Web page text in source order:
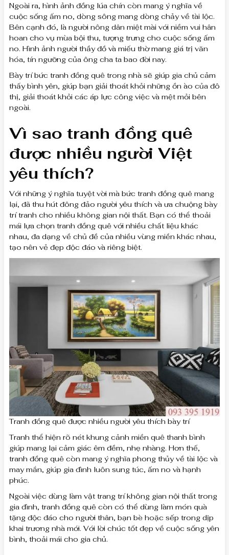
Ngoài ra, hình ảnh đồng lúa chín còn mang ý nghĩa về
cuộc sống ấm no, dòng sông mang dòng chảy về tài lộc.
Bên cạnh đó, là người nông dân miệt mài với niềm vui hân
hoan cho vụ mùa bội thu, tượng trưng cho cuộc sống ấm
no. Hình ảnh người thầy đồ và miếu thờ mang giá trị văn
hóa, tín ngưỡng của ông cha ta bao đời nay.
Bày trí bức tranh đồng quê trong nhà sẽ giúp gia chủ cảm
thấy bình yên, giúp bạn giải thoát khỏi những ồn ào của đô
thị, giải thoát khỏi các áp lực công việc và mệt mỏi bên
ngoài.
Vì sao tranh đồng quê
được nhiều người Việt
yêu thích?
Với những ý nghĩa tuyệt vời mà bức tranh đồng quê mang
lại, đã thu hút đông đảo người yêu thích và ưa chuộng bày
trí tranh cho nhiều không gian nội thất. Bạn có thể thoải
mái lựa chọn tranh đồng quê với nhiều chất liệu khác
nhau, đa dạng về chủ đề của nhiều vùng miền khác nhau,
tạo nên vẻ đẹp độc đáo và riêng biệt.
Tranh đồng quê được nhiều người yêu thích bày trí
Tranh thể hiện rõ nét khung cảnh miền quê thanh bình
giúp mang lại cảm giác êm đềm, nhẹ nhàng. Hơn thế,
tranh đồng quê còn mang ý nghĩa phong thủy về tài lộc và
may mắn, giúp gia đình luôn sung túc, ấm no và hạnh
phúc.
Ngoài việc dùng làm vật trang trí không gian nội thất trong
gia đình, tranh đồng quê còn có thể dùng làm món quà
tặng độc đáo cho người thân, bạn bè hoặc sếp trong dịp
khai trương nhà mới. Với lời chúc tốt đẹp về cuộc sống yên
bình, thoải mái cho gia chủ.